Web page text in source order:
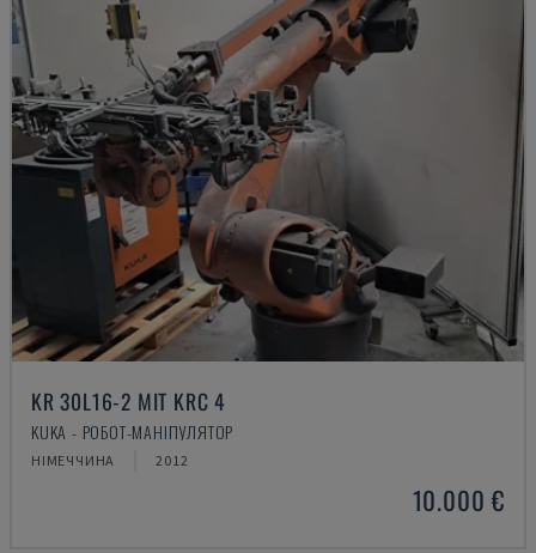
KR 30L16-2 MIT KRC 4
KUKA - РОБОТ-МАНІПУЛЯТОР
НІМЕЧЧИНА 2012
10.000 €